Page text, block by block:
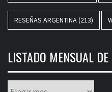
RESEÑAS ARGENTINA(213)
LISTADO MENSUAL